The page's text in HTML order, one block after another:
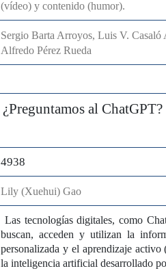
(vídeo) y contenido (humor).
Sergio Barta Arroyos, Luis V.
Alfredo Pérez Rueda
¿Preguntamos al
4938
Lily (Xuehui) Gao
Las tecnologías digitales, como
buscan, acceden y utilizan la
personalizada y el aprendizaje
la inteligencia artificial desarrollado